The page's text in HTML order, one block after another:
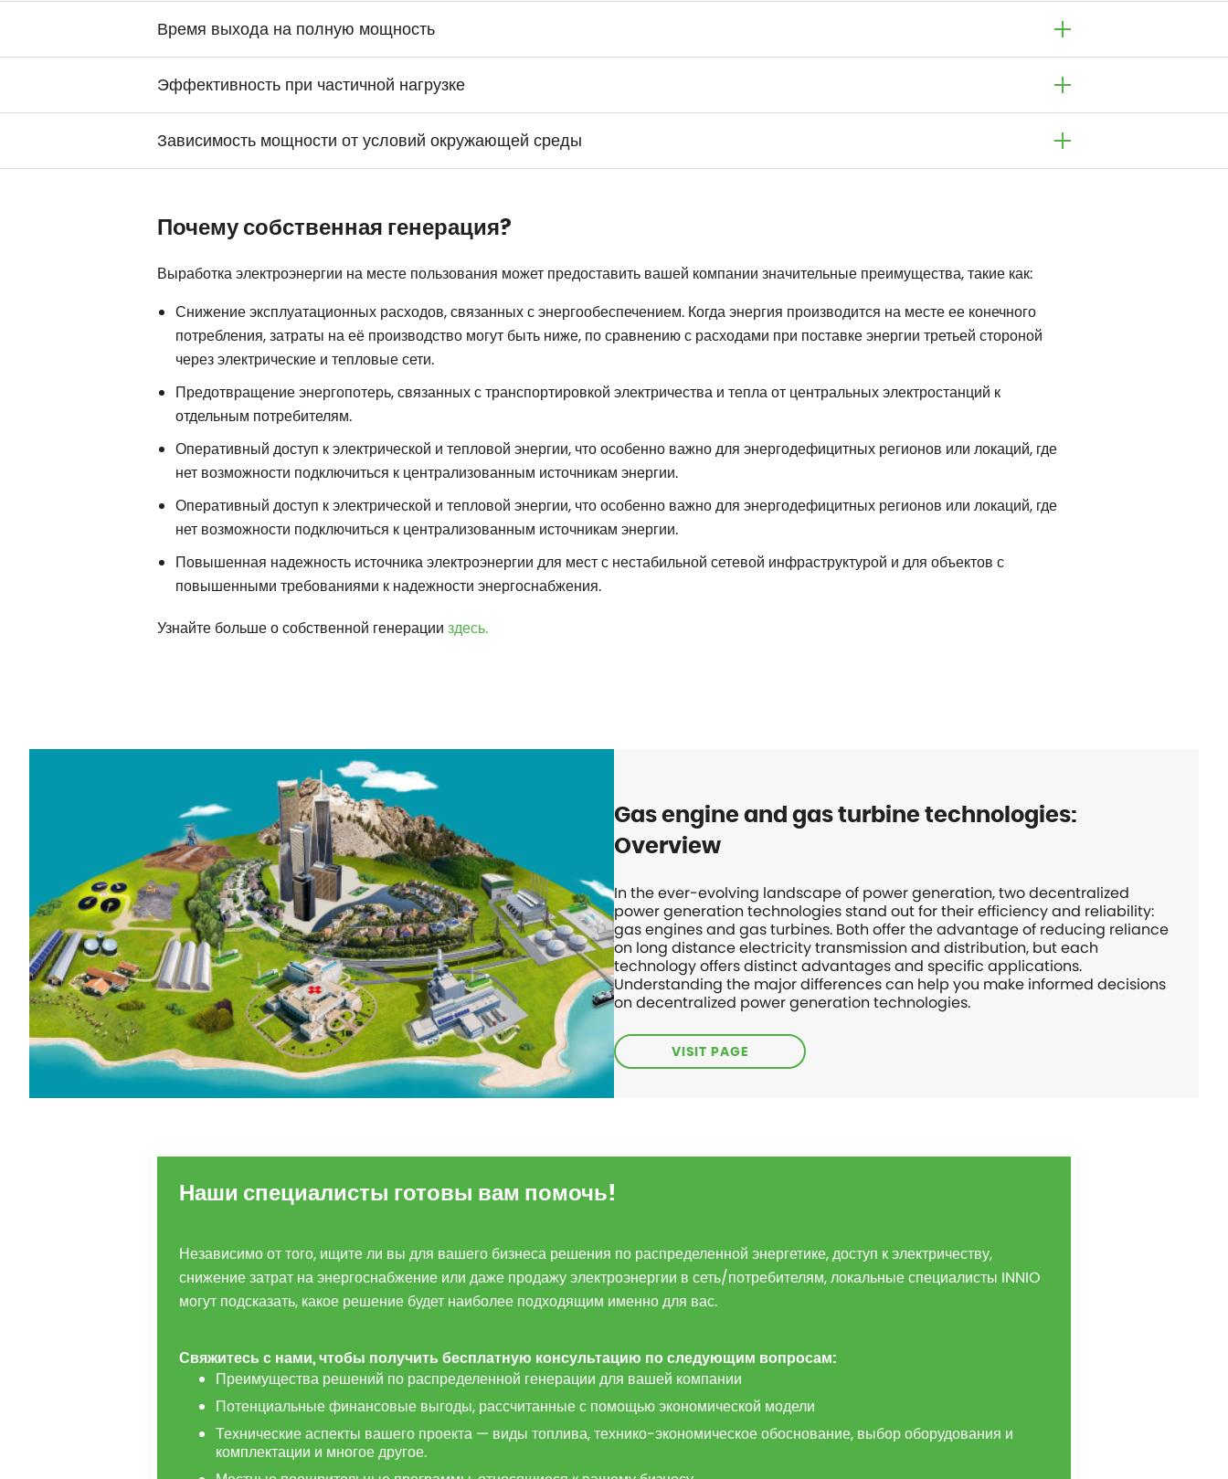
Время выхода на полную мощность
Эффективность при частичной нагрузке
Зависимость мощности от условий окружающей среды
Почему собственная генерация?
Выработка электроэнергии на месте пользования может предоставить вашей компании значительные преимущества, такие как:
Снижение эксплуатационных расходов, связанных с энергообеспечением. Когда энергия производится на месте ее конечного
потребления, затраты на её производство могут быть ниже, по сравнению с расходами при поставке энергии третьей стороной
через электрические и тепловые сети.
Предотвращение энергопотерь, связанных с транспортировкой электричества и тепла от центральных электростанций к
отдельным потребителям.
Оперативный доступ к электрической и тепловой энергии, что особенно важно для энергодефицитных регионов или локаций, где
нет возможности подключиться к централизованным источникам энергии.
Оперативный доступ к электрической и тепловой энергии, что особенно важно для энергодефицитных регионов или локаций, где
нет возможности подключиться к централизованным источникам энергии.
Повышенная надежность источника электроэнергии для мест с нестабильной сетевой инфраструктурой и для объектов с
повышенными требованиями к надежности энергоснабжения.
Узнайте больше о собственной генерации здесь.
Gas engine and gas turbine technologies:
Overview
In the ever-evolving landscape of power generation, two decentralized
power generation technologies stand out for their efficiency and reliability:
gas engines and gas turbines. Both offer the advantage of reducing reliance
on long distance electricity transmission and distribution, but each
technology offers distinct advantages and specific applications.
Understanding the major differences can help you make informed decisions
on decentralized power generation technologies.
VISIT PAGE
Наши специалисты готовы вам помочь!
Независимо от того, ищите ли вы для вашего бизнеса решения по распределенной энергетике, доступ к электричеству,
снижение затрат на энергоснабжение или даже продажу электроэнергии в сеть/потребителям, локальные специалисты INNIO
могут подсказать, какое решение будет наиболее подходящим именно для вас.
Свяжитесь с нами, чтобы получить бесплатную консультацию по следующим вопросам:
Преимущества решений по распределенной генерации для вашей компании
Потенциальные финансовые выгоды, рассчитанные с помощью экономической модели
Технические аспекты вашего проекта — виды топлива, технико-экономическое обоснование, выбор оборудования и
комплектации и многое другое.